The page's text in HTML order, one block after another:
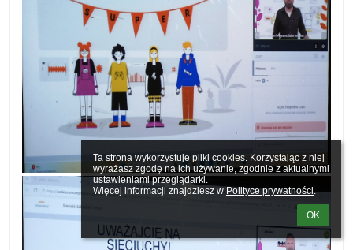
Ta strona wykorzystuje pliki cookies. Korzystając z niej
wyrażasz zgodę na ich używanie, zgodnie z aktualnymi
ustawieniami przeglądarki.
Więcej informacji znajdziesz w Polityce prywatności.
OK